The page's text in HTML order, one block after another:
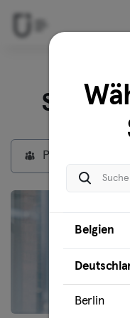
Privatmitglieder
Belgien
Berlin